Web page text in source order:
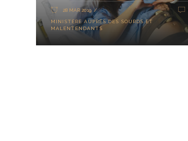
28 MAR 2019
MINISTÈRE AUPRÈS DES SOURDS ET
MALENTENDANTS